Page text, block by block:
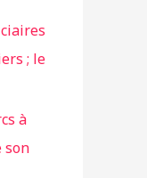
; le
à
son